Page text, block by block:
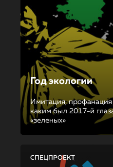
Год экологии
Имитация,
каким был 2017-й
«зеленых»
СПЕЦПРОЕКТ